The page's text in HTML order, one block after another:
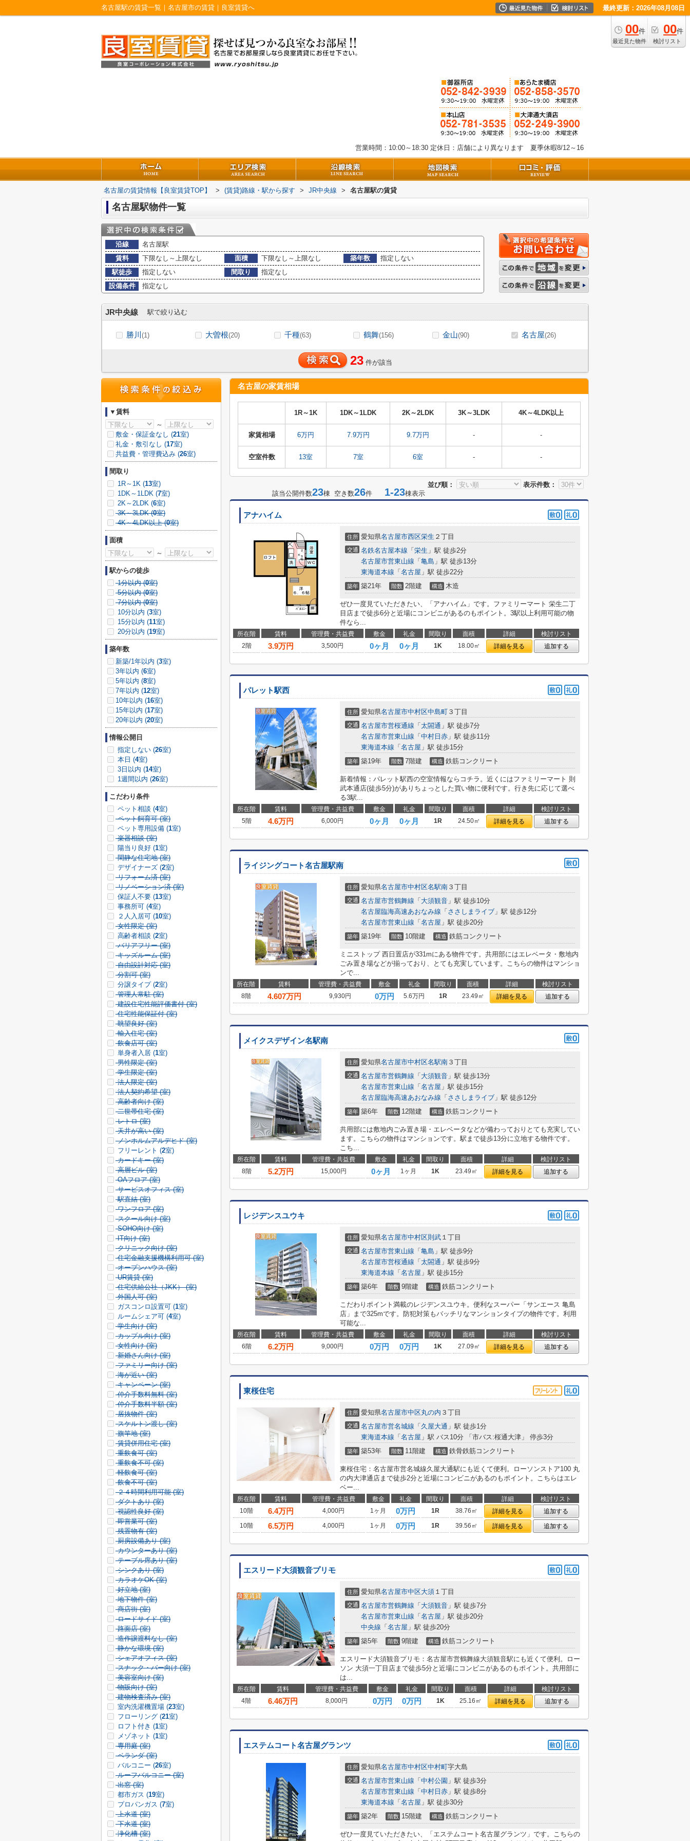
名古屋駅の賃貸一覧｜名古屋市の賃貸｜良室賃貸へ 最終更新：2026年08月08日
00件
最近見た物件
00件
検討リスト
営業時間：10:00～18:30 定休日：店舗により異なります 夏季休暇8/12～16
名古屋の賃貸情報【良室賃貸TOP】 > (賃貸)路線・駅から探す > JR中央線 > 名古屋駅の賃貸
名古屋駅物件一覧
沿線
名古屋駅
賃料
下限なし～上限なし 面積 下限なし～上限なし 築年数
指定しない
駅徒歩
指定しない 間取り
指定なし
設備条件
指定なし
JR中央線 駅で絞り込む
勝川 (1) 大曽根(20) 千種(63) 鶴舞(156) 金山(90) 名古屋(26)
23 件が該当
名古屋の家賃相場
1R～1K 1DK～1LDK 2K～2LDK 3K～3LDK 4K～4LDK以上
家賃相場 6万円 7.9万円 9.7万円 - -
空室件数 13室 7室 6室 - -
並び順：
表示件数：
該当公開件数23棟 空き数26件 1-23棟表示
アナハイム
住所 愛知県名古屋市西区栄生 ２丁目
交通 名鉄名古屋本線 「 栄生 」駅 徒歩2分
名古屋市営東山線 「 亀島 」駅 徒歩13分
東海道本線 「 名古屋 」駅 徒歩22分
築年 築21年 階数 2階建 構造 木造
ぜひ一度見ていただきたい、「アナハイム」です。ファミリーマート 栄生二丁
目店まで徒歩6分と近場にコンビニがあるのもポイント。3駅以上利用可能の物
件なら...
所在階 賃料 管理費・共益費 敷金 礼金 間取り 面積 詳細
検討リスト
2階
3.9万円 3,500円 0ヶ月 0ヶ月 1K 18.00㎡ 詳細を見る 追加する
パレット駅西
住所 愛知県名古屋市中村区中島町 ３丁目
交通 名古屋市営桜通線 「 太閤通 」駅 徒歩7分
名古屋市営東山線 「 中村日赤 」駅 徒歩11分
東海道本線 「 名古屋 」駅 徒歩15分
築年 築19年 階数 7階建 構造 鉄筋コンクリート
新着情報：パレット駅西の空室情報ならコチラ。近くにはファミリーマート 則
武本通店(徒歩5分)がありちょっとした買い物に便利です。行き先に応じて選べ
る3駅...
所在階 賃料 管理費・共益費 敷金 礼金 間取り 面積 詳細
検討リスト
5階
4.6万円 6,000円 0ヶ月 0ヶ月 1R 24.50㎡ 詳細を見る 追加する
ライジングコート名古屋駅南
住所 愛知県名古屋市中村区名駅南 ３丁目
交通 名古屋市営鶴舞線 「 大須観音 」駅 徒歩10分
名古屋臨海高速あおなみ線 「 ささしまライブ 」駅 徒歩12分
名古屋市営東山線 「 名古屋 」駅 徒歩20分
築年 築19年 階数 10階建 構造 鉄筋コンクリート
ミニストップ 西日置店が331mにある物件です。共用部にはエレベータ・敷地内
ごみ置き場などが揃っており、とても充実しています。こちらの物件はマンショ
ンで...
所在階 賃料 管理費・共益費 敷金 礼金 間取り 面積 詳細
検討リスト
8階
4.607万円 9,930円 0万円 5.6万円 1R 23.49㎡ 詳細を見る 追加する
メイクスデザイン名駅南
住所 愛知県名古屋市中村区名駅南 ３丁目
交通 名古屋市営鶴舞線 「 大須観音 」駅 徒歩13分
名古屋市営東山線 「 名古屋 」駅 徒歩15分
名古屋臨海高速あおなみ線 「 ささしまライブ 」駅 徒歩12分
築年 築6年 階数 12階建 構造 鉄筋コンクリート
共用部には敷地内ごみ置き場・エレベータなどが備わっておりとても充実してい
ます。こちらの物件はマンションです。駅まで徒歩13分に立地する物件です。
こち...
所在階 賃料 管理費・共益費 敷金 礼金 間取り 面積 詳細
検討リスト
8階
5.2万円 15,000円 0ヶ月 1ヶ月 1K 23.49㎡ 詳細を見る 追加する
レジデンスユウキ
住所 愛知県名古屋市中村区則武 １丁目
交通 名古屋市営東山線 「 亀島 」駅 徒歩9分
名古屋市営桜通線 「 太閤通 」駅 徒歩9分
東海道本線 「 名古屋 」駅 徒歩15分
築年 築6年 階数 9階建 構造 鉄筋コンクリート
こだわりポイント満載のレジデンスユウキ。便利なスーパー「サンエース 亀島
店」まで325mです。防犯対策もバッチリなマンションタイプの物件です。利用
可能な...
所在階 賃料 管理費・共益費 敷金 礼金 間取り 面積 詳細
検討リスト
6階
6.2万円 9,000円 0万円 0万円 1K 27.09㎡ 詳細を見る 追加する
東桜住宅
住所 愛知県名古屋市中区丸の内 ３丁目
交通 名古屋市営名城線 「 久屋大通 」駅 徒歩1分
東海道本線 「 名古屋 」駅 バス10分 「市バス:桜通大津」 停歩3分
築年 築53年 階数 11階建 構造 鉄骨鉄筋コンクリート
東桜住宅：名古屋市営名城線久屋大通駅にも近くて便利。ローソンストア100 丸
の内大津通店まで徒歩2分と近場にコンビニがあるのもポイント。こちらはエレ
ベー...
所在階 賃料 管理費・共益費 敷金 礼金 間取り 面積 詳細
検討リスト
10階
6.4万円 4,000円 1ヶ月 0万円 1R 38.76㎡ 詳細を見る
追加する
10階
6.5万円 4,000円 1ヶ月 0万円 1R 39.56㎡ 詳細を見る 追加する
エスリード大須観音プリモ
住所 愛知県名古屋市中区大須 １丁目
交通 名古屋市営鶴舞線 「 大須観音 」駅 徒歩7分
名古屋市営東山線 「 名古屋 」駅 徒歩20分
中央線 「 名古屋 」駅 徒歩20分
築年 築5年 階数 9階建 構造 鉄筋コンクリート
エスリード大須観音プリモ：名古屋市営鶴舞線大須観音駅にも近くて便利。ロー
ソン 大須一丁目店まで徒歩5分と近場にコンビニがあるのもポイント。共用部に
は...
所在階 賃料 管理費・共益費 敷金 礼金 間取り 面積 詳細
検討リスト
4階
6.46万円 8,000円 0万円 0万円 1K 25.16㎡ 詳細を見る 追加する
エステムコート名古屋グランツ
住所 愛知県名古屋市中村区中村町字大島
交通 名古屋市営東山線 「 中村公園 」駅 徒歩3分
名古屋市営東山線 「 中村日赤 」駅 徒歩8分
東海道本線 「 名古屋 」駅 徒歩30分
築年 築2年 階数 15階建 構造 鉄筋コンクリート
ぜひ一度見ていただきたい、「エステムコート名古屋グランツ」です。こちらの
▼賃料
～
敷金・保証金なし (21室)
礼金・敷引なし (17室)
共益費・管理費込み (26室)
間取り
1R～1K (13室)
1DK～1LDK (7室)
2K～2LDK (6室)
3K～3LDK (0室)
4K～4LDK以上 (0室)
面積
～
駅からの徒歩
1分以内 (0室)
5分以内 (0室)
7分以内 (0室)
10分以内 (3室)
15分以内 (11室)
20分以内 (19室)
築年数
新築/1年以内 (3室)
3年以内 (6室)
5年以内 (8室)
7年以内 (12室)
10年以内 (16室)
15年以内 (17室)
20年以内 (20室)
情報公開日
指定しない (26室)
本日 (4室)
3日以内 (14室)
1週間以内 (26室)
こだわり条件
ペット相談 (4室)
ペット飼育可 (室)
ペット専用設備 (1室)
楽器相談 (室)
陽当り良好 (1室)
閑静な住宅地 (室)
デザイナーズ (2室)
リフォーム済 (室)
リノベーション済 (室)
保証人不要 (13室)
事務所可 (4室)
２人入居可 (10室)
女性限定 (室)
高齢者相談 (2室)
バリアフリー (室)
キッズルーム (室)
自由設計対応 (室)
分割可 (室)
分譲タイプ (2室)
管理人常駐 (室)
建設住宅性能評価書付 (室)
住宅性能保証付 (室)
眺望良好 (室)
輸入住宅 (室)
飲食店可 (室)
単身者入居 (1室)
男性限定 (室)
学生限定 (室)
法人限定 (室)
法人契約希望 (室)
高齢者向け (室)
二世帯住宅 (室)
レトロ (室)
天井が高い (室)
ノンホルムアルデヒド (室)
フリーレント (2室)
カードキー (室)
高層ビル (室)
OAフロア (室)
サービスオフィス (室)
駅直結 (室)
ワンフロア (室)
スクール向け (室)
SOHO向け (室)
IT向け (室)
クリニック向け (室)
住宅金融支援機構利用可 (室)
オープンハウス (室)
UR賃貸 (室)
住宅供給公社（JKK） (室)
外国人可 (室)
ガスコンロ設置可 (1室)
ルームシェア可 (4室)
学生向け (室)
カップル向け (室)
女性向け (室)
新婚さん向け (室)
ファミリー向け (室)
海が近い (室)
キャンペーン (室)
仲介手数料無料 (室)
仲介手数料半額 (室)
居抜物件 (室)
スケルトン渡し (室)
旗竿地 (室)
賃貸併用住宅 (室)
重飲食可 (室)
重飲食不可 (室)
軽飲食可 (室)
飲食不可 (室)
２４時間利用可能 (室)
ダクトあり (室)
視認性良好 (室)
即営業可 (室)
残置物有 (室)
厨房設備あり (室)
カウンターあり (室)
テーブル席あり (室)
シンクあり (室)
カラオケOK (室)
好立地 (室)
地下物件 (室)
商店街 (室)
ロードサイド (室)
路面店 (室)
造作譲渡料なし (室)
静かな環境 (室)
シェアオフィス (室)
スナック・バー向け (室)
美容室向け (室)
物販向け (室)
建物検査済み (室)
室内洗濯機置場 (23室)
フローリング (21室)
ロフト付き (1室)
メゾネット (1室)
専用庭 (室)
ベランダ (室)
バルコニー (26室)
ルーフバルコニー (室)
出窓 (室)
都市ガス (19室)
プロパンガス (7室)
上水道 (室)
下水道 (室)
浄化槽 (室)